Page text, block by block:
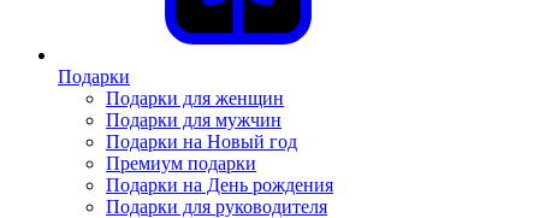
Подарки
Подарки для женщин
Подарки для мужчин
Подарки на Новый год
Премиум подарки
Подарки на День рождения
Подарки для руководителя